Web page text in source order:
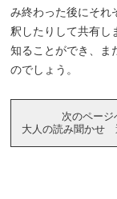
み終わった後にそれ
釈したりして共有し
知ることができ、ま
のでしょう。
次のページ
大人の読み聞かせ